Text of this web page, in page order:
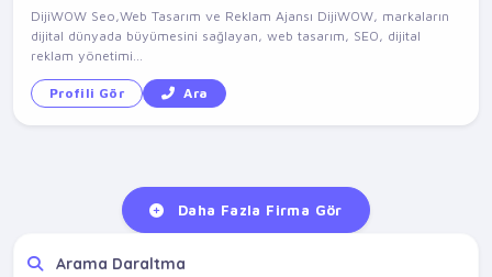
DijiWOW Seo,Web Tasarım ve Reklam Ajansı DijiWOW, markaların
dijital dünyada büyümesini sağlayan, web tasarım, SEO, dijital
reklam yönetimi...
Profili Gör Ara
Daha Fazla Firma Gör
Arama Daraltma